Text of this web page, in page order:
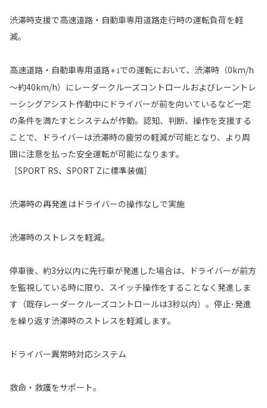
渋滞時支援で高速道路・自動車専用道路走行時の運転負荷を軽
減。
高速道路・自動車専用道路＊1での運転において、渋滞時（0km/h
～約40km/h）にレーダークルーズコントロールおよびレーントレ
ーシングアシスト作動中にドライバーが前を向いているなど一定
の条件を満たすとシステムが作動。認知、判断、操作を支援する
ことで、ドライバーは渋滞時の疲労の軽減が可能となり、より周
囲に注意を払った安全運転が可能になります。
［SPORT RS、SPORT Zに標準装備］
渋滞時の再発進はドライバーの操作なしで実施
渋滞時のストレスを軽減。
停車後、約3分以内に先行車が発進した場合は、ドライバーが前方
を監視している時に限り、スイッチ操作をすることなく発進しま
す（既存レーダークルーズコントロールは3秒以内）。停止･発進
を繰り返す渋滞時のストレスを軽減します。
ドライバー異常時対応システム
救命・救護をサポート。